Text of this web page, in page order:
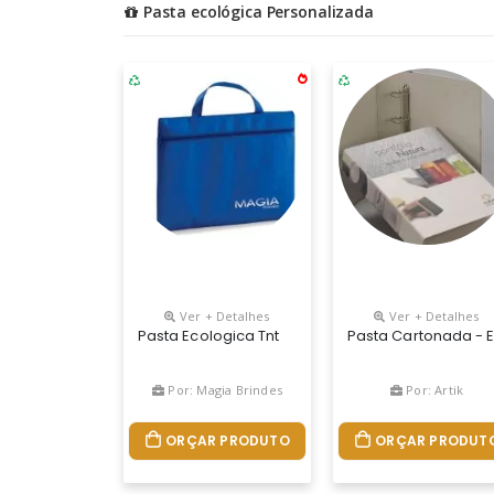
Pasta ecológica Personalizada
Ver + Detalhes
Pasta Ecologica Tnt
Por: Magia Brindes
ORÇAR PRODUTO
Ver + Detalhes
Pasta Cartonada -
Por: Artik
ORÇAR